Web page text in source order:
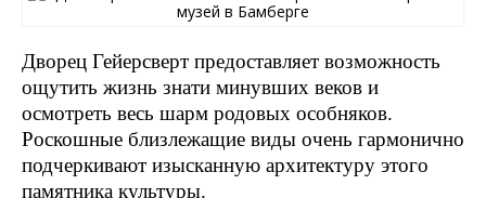
Дворец Гейерсверт предоставляет возможность
ощутить жизнь знати минувших веков и
осмотреть весь шарм родовых особняков.
Роскошные близлежащие виды очень гармонично
подчеркивают изысканную архитектуру этого
памятника культуры.